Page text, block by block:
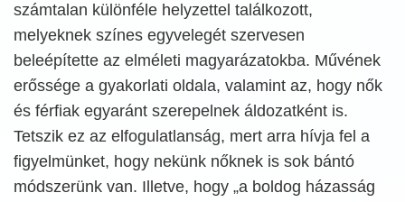
számtalan különféle helyzettel találkozott,
melyeknek színes egyvelegét szervesen
beleépítette az elméleti magyarázatokba. Művének
erőssége a gyakorlati oldala, valamint az, hogy nők
és férfiak egyaránt szerepelnek áldozatként is.
Tetszik ez az elfogulatlanság, mert arra hívja fel a
figyelmünket, hogy nekünk nőknek is sok bántó
módszerünk van. Illetve, hogy „a boldog házasság